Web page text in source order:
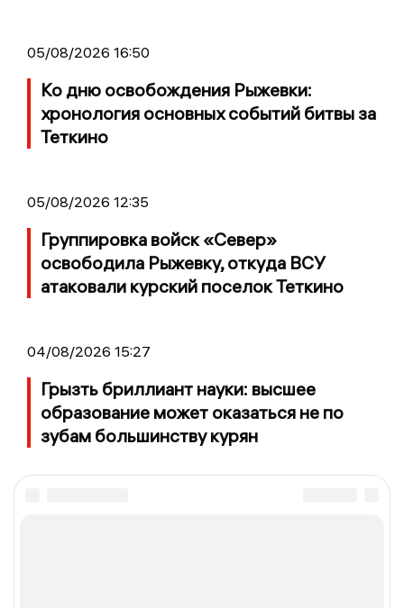
05/08/2026 16:50
Ко дню освобождения Рыжевки:
хронология основных событий битвы за
Теткино
05/08/2026 12:35
Группировка войск «Север»
освободила Рыжевку, откуда ВСУ
атаковали курский поселок Теткино
04/08/2026 15:27
Грызть бриллиант науки: высшее
образование может оказаться не по
зубам большинству курян